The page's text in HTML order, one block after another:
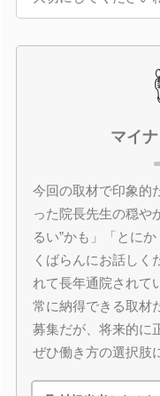
マイ
今回の取材で印象的
った院長先生の穏や
るい”かも」「とに
くばらんにお話しく
れて長年通院されて
常に納得できる取材
募集だが、将来的に
ぜひ働き方の選択肢